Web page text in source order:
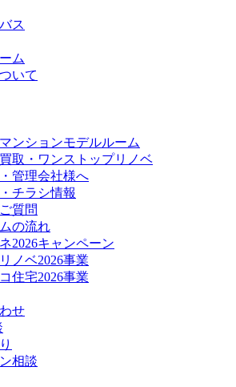
ス
ム
いて
ンションモデルルーム
取・ワンストップリノベ
管理会社様へ
チラシ情報
質問
の流れ
2026キャンペーン
ノベ2026事業
住宅2026事業
せ
相談